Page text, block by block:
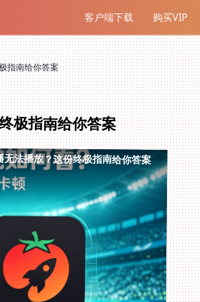
客户端下载 购买VIP
指南给你答案
极指南给你答案
法播放？这份终极指南给你答案